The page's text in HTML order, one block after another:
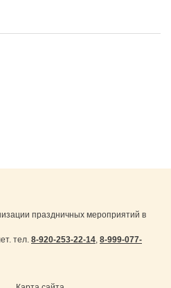
праздничных мероприятий в
тел. 8-920-253-22-14, 8-999-077-